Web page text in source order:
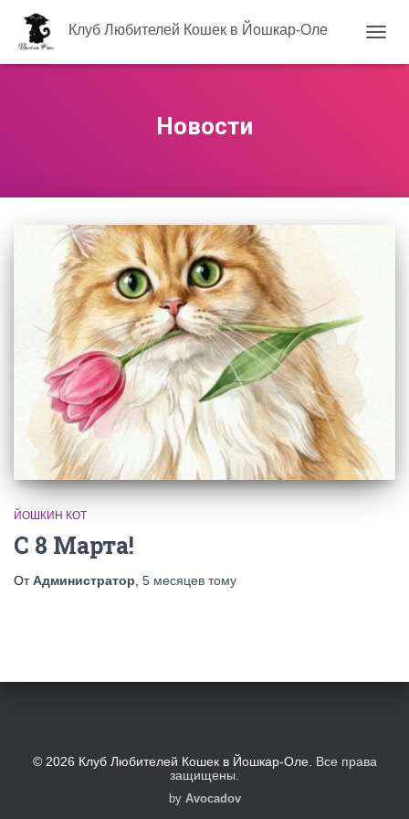
Клуб Любителей Кошек в Йошкар-Оле
Новости
ЙОШКИН КОТ
С 8 Марта!
ОтАдминистратор 5 месяцев тому
© 2026 Клуб Любителей Кошек в Йошкар-Оле. Все права
защищены.
by Avocadov